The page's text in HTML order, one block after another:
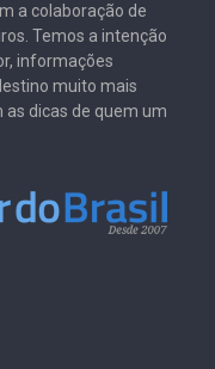
a colaboração de
Temos a intenção
informações
muito mais
as dicas de quem um